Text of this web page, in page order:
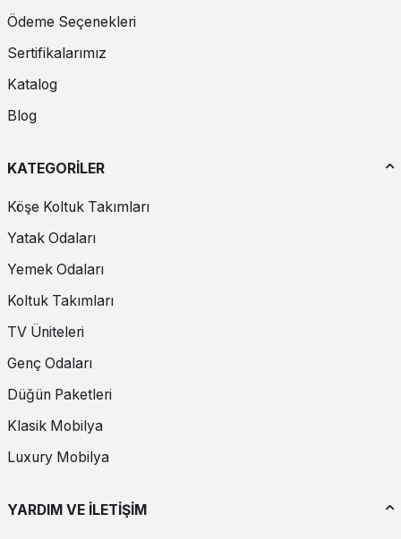
Ödeme Seçenekleri
Sertifikalarımız
Katalog
Blog
KATEGORİLER
Köşe Koltuk Takımları
Yatak Odaları
Yemek Odaları
Koltuk Takımları
TV Üniteleri
Genç Odaları
Düğün Paketleri
Klasik Mobilya
Luxury Mobilya
YARDIM VE İLETİŞİM